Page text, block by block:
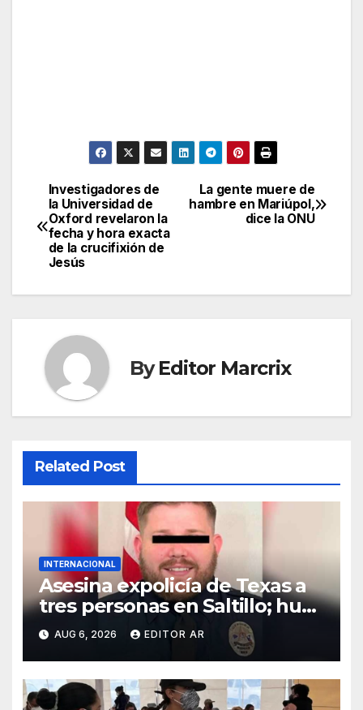
Post
navigation
La gente muere de
hambre en Mariúpol,
dice la ONU
Investigadores de
la Universidad de
Oxford revelaron la
fecha y hora exacta
de la crucifixión de
Jesús
ByEditor Marcrix
Related Post
INTERNACIONAL
Asesina expolicía de Texas a
tres personas en Saltillo; huye
con un menor
AUG 6, 2026 EDITOR AR